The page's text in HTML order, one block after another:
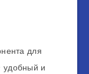
для
и